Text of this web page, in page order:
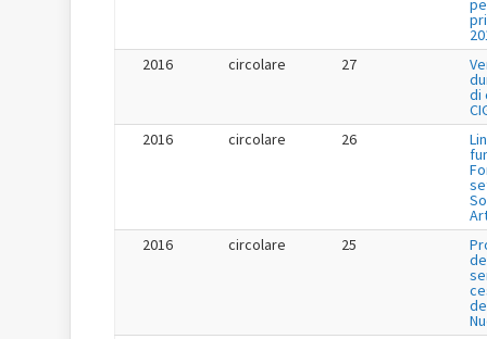
2016
circolare 27
di
2016
circolare 26
2016
circolare 25